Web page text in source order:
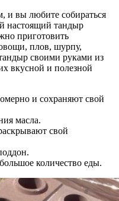
и вы любите собираться
настоящий тандыр
приготовить
плов, шурпу,
своими руками из
вкусной и полезной
и сохраняют свой
масла.
свой
количество еды.